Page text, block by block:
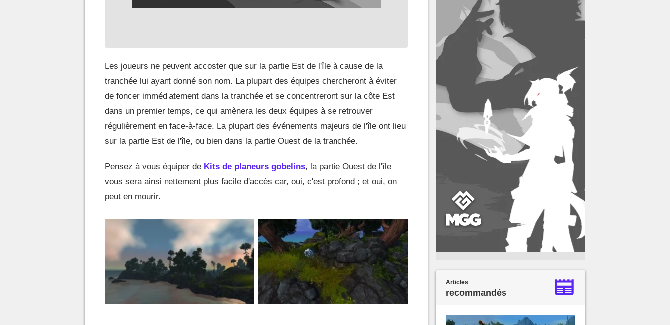
Les joueurs ne peuvent accoster que sur la partie Est de l'île à cause de la
tranchée lui ayant donné son nom. La plupart des équipes chercheront à éviter
de foncer immédiatement dans la tranchée et se concentreront sur la côte Est
dans un premier temps, ce qui amènera les deux équipes à se retrouver
régulièrement en face-à-face. La plupart des événements majeurs de l'île ont lieu
sur la partie Est de l'île, ou bien dans la partie Ouest de la tranchée.
Pensez à vous équiper de Kits de planeurs gobelins, la partie Ouest de l'île
vous sera ainsi nettement plus facile d'accès car, oui, c'est profond ; et oui, on
peut en mourir.
Articles
recommandés